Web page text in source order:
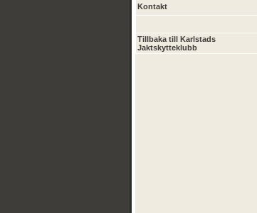
Kontakt
Tillbaka till Karlstads
Jaktskytteklubb